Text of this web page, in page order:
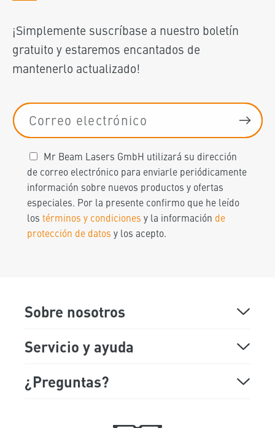
¡Simplemente suscríbase a nuestro boletín
gratuito y estaremos encantados de
mantenerlo actualizado!
Correo electrónico
Mr Beam Lasers GmbH utilizará su dirección
de correo electrónico para enviarle periódicamente
información sobre nuevos productos y ofertas
especiales. Por la presente confirmo que he leído
los términos y condiciones y la información de
protección de datos y los acepto.
Sobre nosotros
Servicio y ayuda
¿Preguntas?